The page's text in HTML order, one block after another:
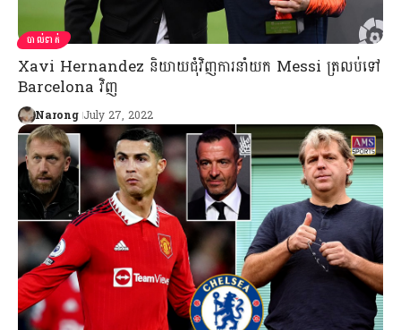
បាល់ទាត់
Xavi Hernandez និយាយជុំវិញការនាំយក Messi ត្រលប់ទៅ
Barcelona វិញ
Narong July 27, 2022